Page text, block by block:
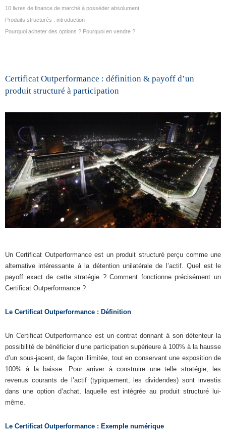
10 livres de finance de marché à posséder absolument
Produits structurés : introduction
Pourquoi acheter des options ? Pourquoi en vendre ?
Certificat Outperformance : définition & payoff d’un
produit structuré à participation
Un Certificat Outperformance est un produit structuré perçu comme une
alternative intéressante à la détention unilatérale de l’actif. Quel est le
payoff exact de cette stratégie ? Comment fonctionne précisément un
Certificat Outperformance ?
Le Certificat Outperformance : Définition
Un Certificat Outperformance est un contrat donnant à son détenteur la
possibilité de bénéficier d’une participation supérieure à 100% à la hausse
d’un sous-jacent, de façon illimitée, tout en conservant une exposition de
100% à la baisse. Pour arriver à construire une telle stratégie, les
revenus courants de l’actif (typiquement, les dividendes) sont investis
dans une option d’achat, laquelle est intégrée au produit structuré lui-
même.
Le Certificat Outperformance : Exemple numérique